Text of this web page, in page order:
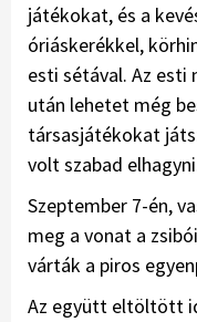
játékokat, és a
óriáskerékkel,
esti sétával. Az esti
után lehetet még
társasjátékokat
volt szabad
Szeptember 7-én,
meg a vonat a
várták a piros
Az együtt eltöltött